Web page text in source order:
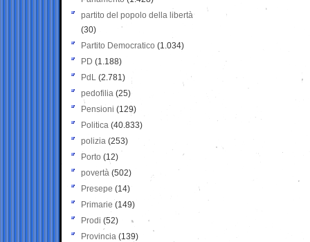
partito del popolo della libertà
(30)
Partito Democratico (1.034)
PD (1.188)
PdL (2.781)
pedofilia (25)
Pensioni (129)
Politica (40.833)
polizia (253)
Porto (12)
povertà (502)
Presepe (14)
Primarie (149)
Prodi (52)
Provincia (139)